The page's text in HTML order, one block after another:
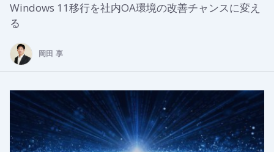
Windows 11移行を社内OA環境の改善チャンスに変え
る
岡田 享